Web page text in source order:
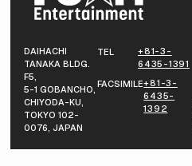
DAIHACHI
TANAKA BLDG.
F5,
5-1 GOBANCHO,
CHIYODA-KU,
TOKYO 102-
0076, JAPAN
TEL
+81-3-
6435-1391
FACSIMILE+81-3-
6435-
1392